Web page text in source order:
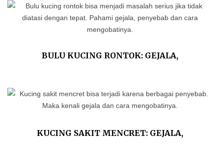
BULU KUCING RONTOK: GEJALA,
KUCING SAKIT MENCRET: GEJALA,